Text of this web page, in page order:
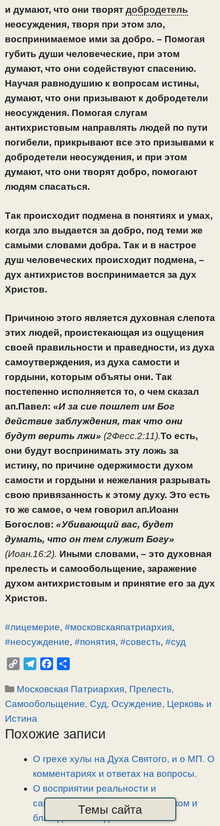
и думают, что они творят добродетель
неосуждения, творя при этом зло,
воспринимаемое ими за добро. – Помогая
губить души человеческие, при этом
думают, что они содействуют спасению.
Научая равнодушию к вопросам истины,
думают, что они призывают к добродетели
неосуждения. Помогая слугам
антихристовым направлять людей по пути
погибели, прикрывают все это призывами к
добродетели неосуждения, и при этом
думают, что они творят добро, помогают
людям спасаться.
Так происходит подмена в понятиях и умах,
когда зло выдается за добро, под теми же
самыми словами добра. Так и в настрое
душ человеческих происходит подмена, –
дух антихристов воспринимается за дух
Христов.
Причиною этого является духовная слепота
этих людей, проистекающая из ощущения
своей правильности и праведности, из духа
самоутверждения, из духа самости и
гордыни, которым объяты они. Так
постепенно исполняется то, о чем сказал
ап.Павел: «И за сие пошлет им Бог
действие заблуждения, так что они
будут верить лжи» (2Фесс.2:11).То есть,
они будут воспринимать эту ложь за
истину, по причине одержимости духом
самости и гордыни и нежелания разрывать
свою привязанность к этому духу. Это есть
то же самое, о чем говорил ап.Иоанн
Богослов: «Убивающий вас, будет
думать, что он тем служит Богу»
(Иоан.16:2). Иными словами, – это духовная
прелесть и самообольщение, заражение
духом антихристовым и принятие его за дух
Христов.
#лицемерие, #московскаяпатриархия,
#неосуждение, #понятия, #совесть, #суд
p
y
n
l
e
a
c
e
o
п
р
и
Рубрики
Московская Патриархия, Прелесть,
Самообольщение, Суд, Осуждение, Церковь и
Истина
Похожие записи
О грехе хулы на Духа Святого, и о МП. О
комментариях и ответах на вопросы.
О восприятии реальности и
самовозвышении. О демоническом и
благодатном вИдении.
Темы сайта